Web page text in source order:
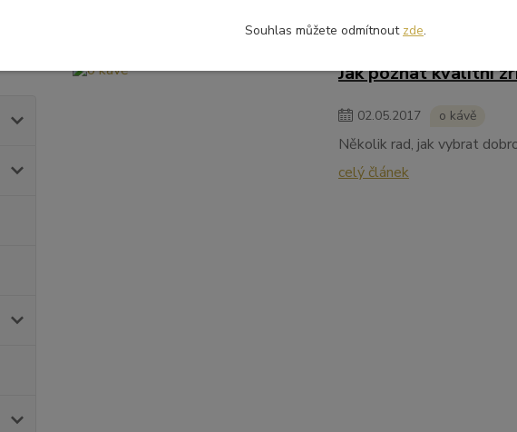
Jak poznat kvalitní
02.05.2017 o kávě
Několik rad, jak vybrat
celý článek
Souhlas můžete odmítnout zde.